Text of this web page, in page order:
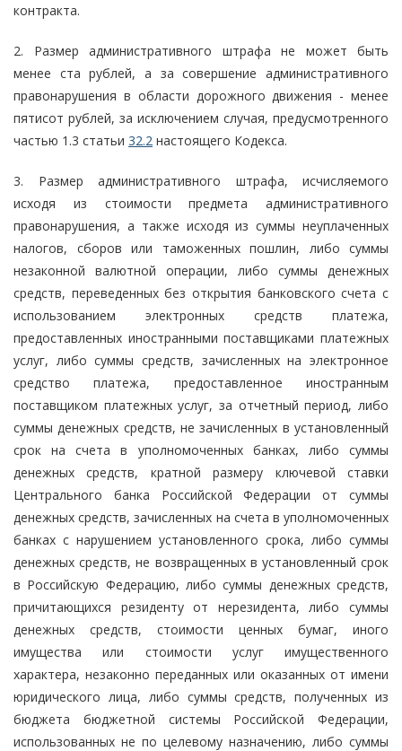
контракта.
2. Размер административного штрафа не может быть
менее ста рублей, а за совершение административного
правонарушения в области дорожного движения - менее
пятисот рублей, за исключением случая, предусмотренного
частью 1.3 статьи 32.2 настоящего Кодекса.
3. Размер административного штрафа, исчисляемого
исходя из стоимости предмета административного
правонарушения, а также исходя из суммы неуплаченных
налогов, сборов или таможенных пошлин, либо суммы
незаконной валютной операции, либо суммы денежных
средств, переведенных без открытия банковского счета с
использованием электронных средств платежа,
предоставленных иностранными поставщиками платежных
услуг, либо суммы средств, зачисленных на электронное
средство платежа, предоставленное иностранным
поставщиком платежных услуг, за отчетный период, либо
суммы денежных средств, не зачисленных в установленный
срок на счета в уполномоченных банках, либо суммы
денежных средств, кратной размеру ключевой ставки
Центрального банка Российской Федерации от суммы
денежных средств, зачисленных на счета в уполномоченных
банках с нарушением установленного срока, либо суммы
денежных средств, не возвращенных в установленный срок
в Российскую Федерацию, либо суммы денежных средств,
причитающихся резиденту от нерезидента, либо суммы
денежных средств, стоимости ценных бумаг, иного
имущества или стоимости услуг имущественного
характера, незаконно переданных или оказанных от имени
юридического лица, либо суммы средств, полученных из
бюджета бюджетной системы Российской Федерации,
использованных не по целевому назначению, либо суммы